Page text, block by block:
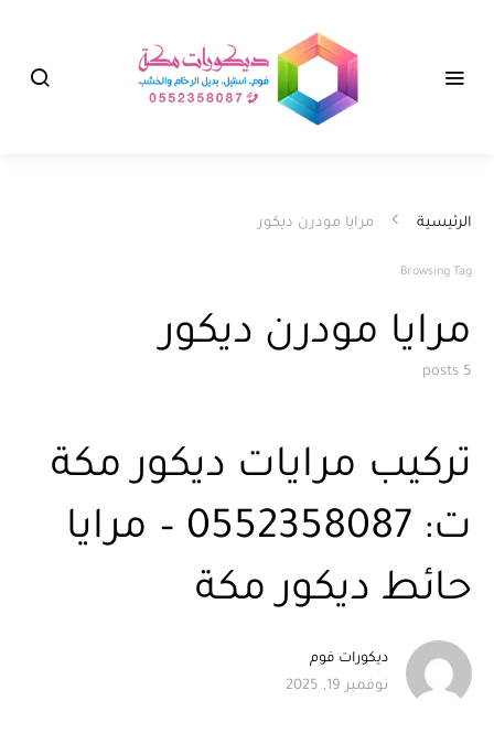
الرئيسية مرايا مودرن ديكور
Browsing Tag
مرايا مودرن ديكور
5 posts
تركيب مرايات ديكور مكة
ت: 0552358087 – مرايا
حائط ديكور مكة
ديكورات فوم
نوفمبر 19, 2025